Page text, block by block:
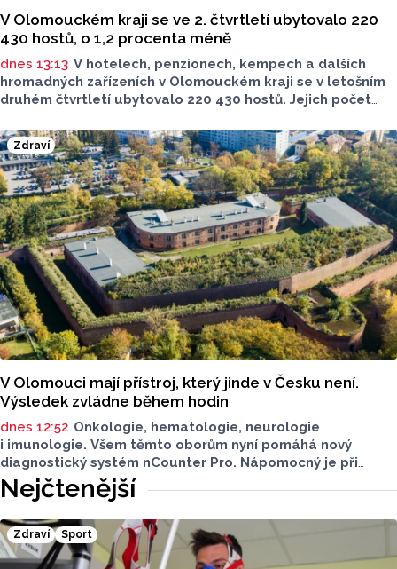
V Olomouckém kraji se ve 2. čtvrtletí ubytovalo 220
430 hostů, o 1,2 procenta méně
dnes 13:13 V hotelech, penzionech, kempech a dalších
hromadných zařízeních v Olomouckém kraji se v letošním
druhém čtvrtletí ubytovalo 220 430 hostů. Jejich počet
přibylo ubytovaných cizinců, kterých bylo 45 548,
meziročně o 9,1 procenta více. Naopak domácích hostů
v regionu ubylo, kraj v tomto období navštívilo 174 882
turistů, což bylo meziročně o 3,6 procenta méně. Celkový
počet přenocování v kraji klesl o 4,7 procenta. Údaje
dnes zveřejnil Český statistický úřad (ČSÚ).
Zdraví
V Olomouci mají přístroj, který jinde v Česku není.
Výsledek zvládne během hodin
dnes 12:52 Onkologie, hematologie, neurologie
i imunologie. Všem těmto oborům nyní pomáhá nový
diagnostický systém nCounter Pro. Nápomocný je při
správném určení příčin obtíží i v přesném a včasném
nasazení účinné léčby.
Nejčtenější
Zdraví Sport